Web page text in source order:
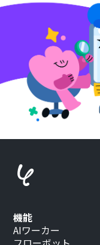
機能
AIワーカー